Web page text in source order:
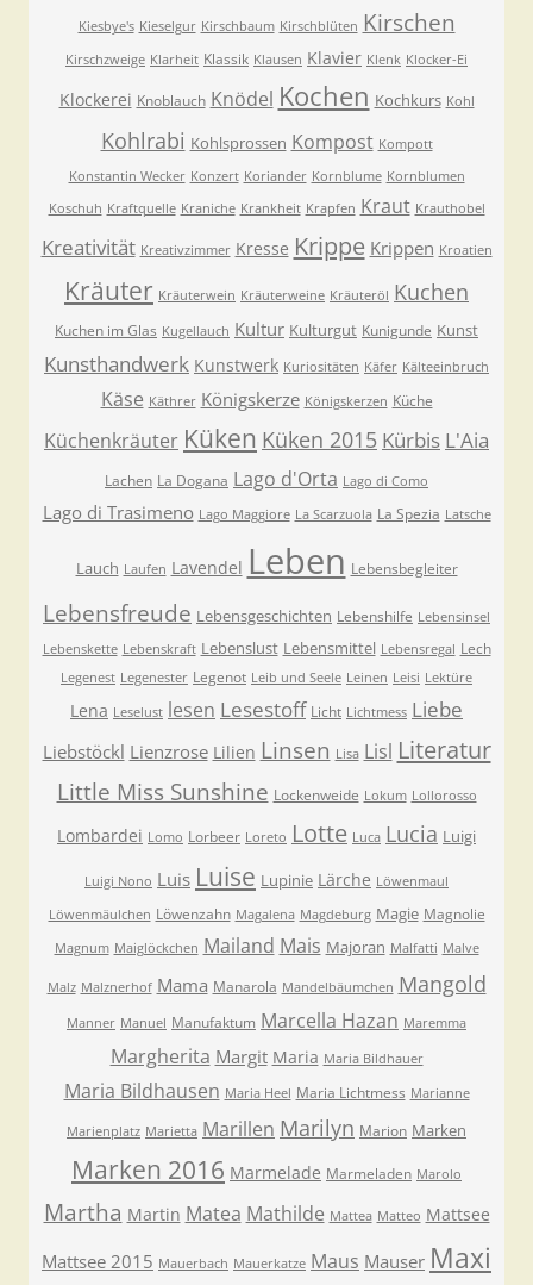
Kiesbye's Kieselgur Kirschbaum Kirschblüten Kirschen
Kirschzweige Klarheit Klassik Klausen Klavier Klenk Klocker-Ei
Klockerei Knoblauch Knödel Kochen Kochkurs Kohl
Kohlrabi Kohlsprossen Kompost Kompott
Konstantin Wecker Konzert Koriander Kornblume Kornblumen
Koschuh Kraftquelle Kraniche Krankheit Krapfen Kraut Krauthobel
Kreativität Kreativzimmer Kresse Krippe Krippen Kroatien
Kräuter Kräuterwein Kräuterweine Kräuteröl Kuchen
Kuchen im Glas Kugellauch Kultur Kulturgut Kunigunde Kunst
Kunsthandwerk Kunstwerk Kuriositäten Käfer Kälteeinbruch
Käse Käthrer Königskerze Königskerzen Küche
Küchenkräuter Küken Küken 2015 Kürbis L'Aia
Lachen La Dogana Lago d'Orta Lago di Como
Lago di Trasimeno Lago Maggiore La Scarzuola La Spezia Latsche
Lauch Laufen Lavendel Leben Lebensbegleiter
Lebensfreude Lebensgeschichten Lebenshilfe Lebensinsel
Lebenskette Lebenskraft Lebenslust Lebensmittel Lebensregal Lech
Legenest Legenester Legenot Leib und Seele Leinen Leisi Lektüre
Lena Leselust lesen Lesestoff Licht Lichtmess Liebe
Liebstöckl Lienzrose Lilien Linsen Lisa Lisl Literatur
Little Miss Sunshine Lockenweide Lokum Lollorosso
Lombardei Lomo Lorbeer Loreto Lotte Luca Lucia Luigi
Luigi Nono Luis Luise Lupinie Lärche Löwenmaul
Löwenmäulchen Löwenzahn Magalena Magdeburg Magie Magnolie
Magnum Maiglöckchen Mailand Mais Majoran Malfatti Malve
Malz Malznerhof Mama Manarola Mandelbäumchen Mangold
Manner Manuel Manufaktum Marcella Hazan Maremma
Margherita Margit Maria Maria Bildhauer
Maria Bildhausen Maria Heel Maria Lichtmess Marianne
Marienplatz Marietta Marillen Marilyn Marion Marken
Marken 2016 Marmelade Marmeladen Marolo
Martha Martin Matea Mathilde Mattea Matteo Mattsee
Mattsee 2015 Mauerbach Mauerkatze Maus Mauser Maxi